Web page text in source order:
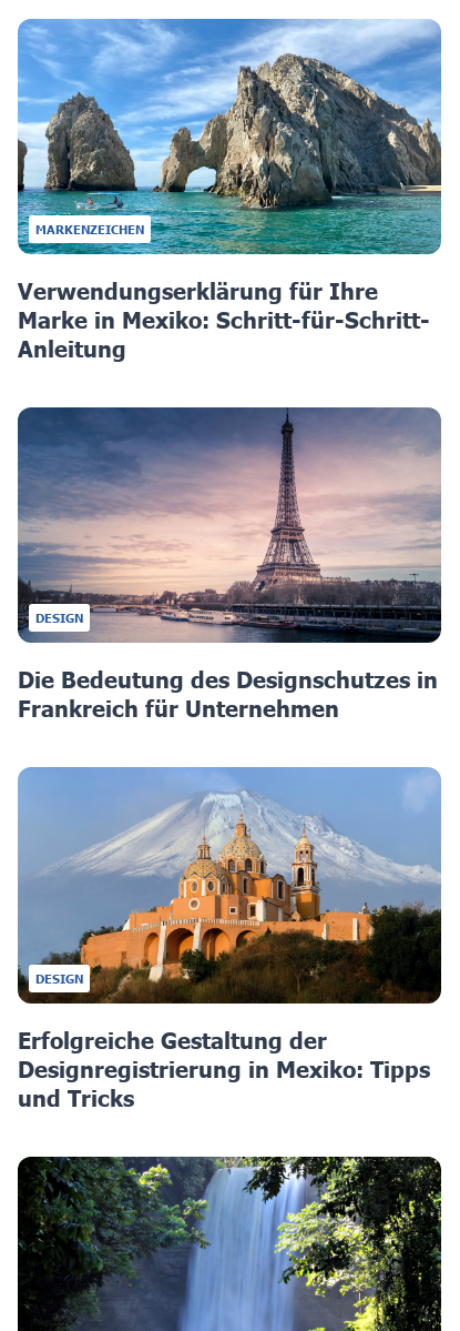
MARKENZEICHEN
Verwendungserklärung für Ihre
Marke in Mexiko: Schritt-für-Schritt-
Anleitung
DESIGN
Die Bedeutung des Designschutzes in
Frankreich für Unternehmen
DESIGN
Erfolgreiche Gestaltung der
Designregistrierung in Mexiko: Tipps
und Tricks